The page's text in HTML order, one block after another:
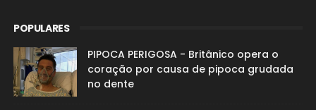
POPULARES
PIPOCA PERIGOSA - Britânico opera o
coração por causa de pipoca grudada
no dente